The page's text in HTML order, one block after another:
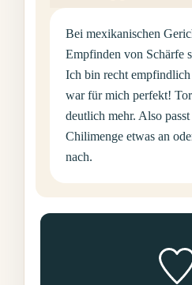
Bei mexikanischen
Empfinden von Schärfe
Ich bin recht
war für mich perfekt!
deutlich mehr. Also
Chilimenge etwas an
nach.